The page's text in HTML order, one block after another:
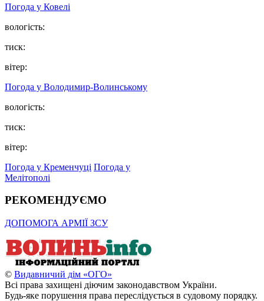
Погода у Ковелі
вологість:
тиск:
вітер:
Погода у Володимир-Волинському
вологість:
тиск:
вітер:
Погода у Кременчуці Погода у
Мелітополі
РЕКОМЕНДУЄМО
ДОПОМОГА АРМІЇ ЗСУ
© Видавничий дім «ОГО»
Всі права захищені діючим законодавством України.
Будь-яке порушення права переслідується в судовому порядку.